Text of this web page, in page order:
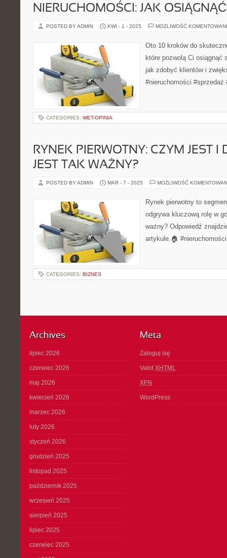
NIERUCHOMOŚCI: JAK
POSTED BY ADMIN KWI - 1 - 2025 MOŻLIWOŚĆ
Oto 10 kroków do
które pozwolą Ci osiągnąć
jak zdobyć klientów i
#nieruchomości #sprzedaż
CATEGORIES: WET-OPINIA
RYNEK PIERWOTNY: CZYM JEST I
JEST TAK WAŻNY?
POSTED BY ADMIN MAR - 7 - 2025 MOŻLIWOŚĆ
Rynek pierwotny to
odgrywa kluczową rolę w
ważny? Odpowiedź
artykule.🏠
CATEGORIES: BIZNES
Archives
lipiec 2026
czerwiec 2026
maj 2026
kwiecień 2026
marzec 2026
luty 2026
styczeń 2026
grudzień 2025
listopad 2025
październik 2025
wrzesień 2025
sierpień 2025
lipiec 2025
czerwiec 2025
Meta
Zaloguj się
Valid XHTML
XFN
WordPress